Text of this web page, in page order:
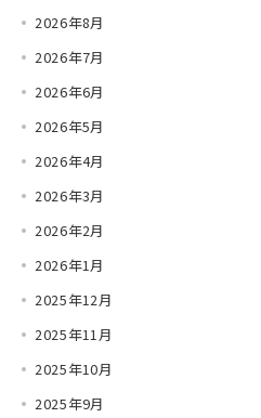
2026年8月
2026年7月
2026年6月
2026年5月
2026年4月
2026年3月
2026年2月
2026年1月
2025年12月
2025年11月
2025年10月
2025年9月